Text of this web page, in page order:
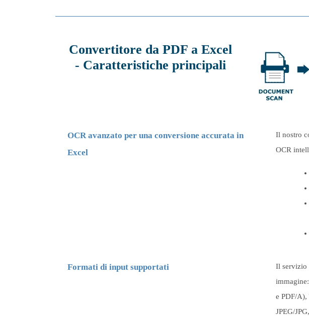
Convertitore da PDF a Excel
- Caratteristiche principali
OCR avanzato per una conversione accurata in
Excel
Il nostro
OCR
Formati di input supportati
Il servizio
e PDF/
JPEG/